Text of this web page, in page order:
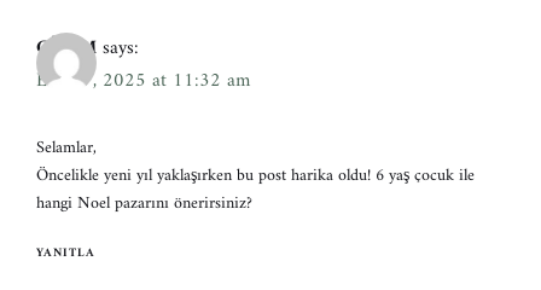
GİZEMsays:
Ekim 7, 2025 at 11:32 am
Selamlar,
Öncelikle yeni yıl yaklaşırken bu post harika oldu! 6 yaş çocuk ile
hangi Noel pazarını önerirsiniz?
YANITLA